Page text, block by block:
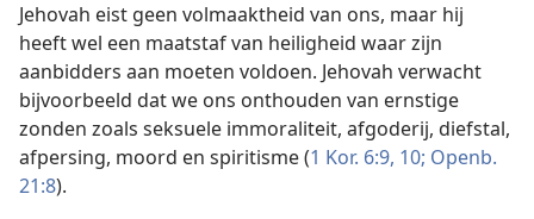
Jehovah eist geen volmaaktheid van ons, maar hij
heeft wel een maatstaf van heiligheid waar zijn
aanbidders aan moeten voldoen. Jehovah verwacht
bijvoorbeeld dat we ons onthouden van ernstige
zonden zoals seksuele immoraliteit, afgoderij, diefstal,
afpersing, moord en spiritisme (1 Kor. 6:9, 10; Openb.
21:8).